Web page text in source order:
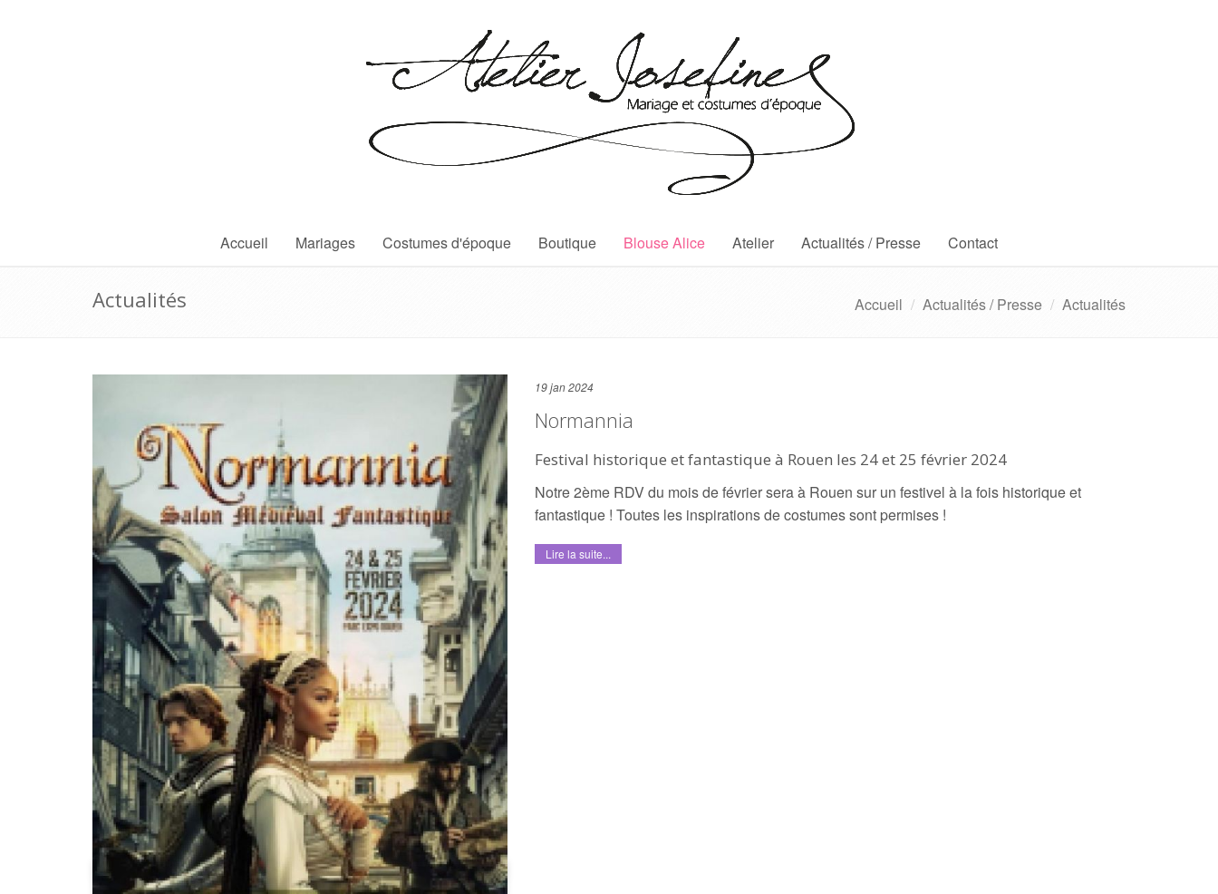
Accueil Mariages Costumes d'époque Boutique Blouse Alice Atelier Actualités / Presse Contact
Actualités Accueil Actualités / Presse Actualités
19 jan 2024
Normannia
Festival historique et fantastique à Rouen les 24 et 25 février 2024
Notre 2ème RDV du mois de février sera à Rouen sur un festivel à la fois historique et
fantastique ! Toutes les inspirations de costumes sont permises !
Lire la suite...